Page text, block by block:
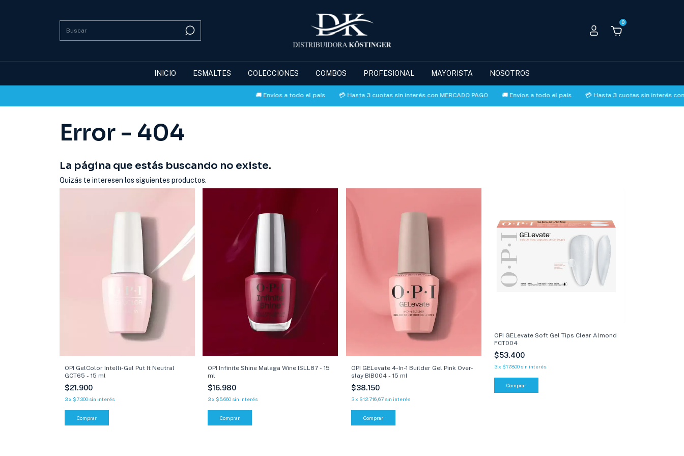
0
INICIO ESMALTES COLECCIONES COMBOS PROFESIONAL MAYORISTA NOSOTROS
🚚 Envíos a todo el país 💳 Hasta 3 cuotas sin interés con MERCADO PAGO 🚚 Envíos a todo el país 💳 Hasta 3 cuotas sin interés con
Error - 404
La página que estás buscando no existe.
Quizás te interesen los siguientes productos.
OPI GelColor Intelli-Gel Put It Neutral
GCT65 - 15 ml
$21.900
3x $7.300 sin interés
Comprar
OPI Infinite Shine Malaga Wine ISLL87 - 15
ml
$16.980
3x $5.660 sin interés
Comprar
OPI GELevate 4-In-1 Builder Gel Pink Over-
slay BIB004 - 15 ml
$38.150
3 x $12.716,67 sin interés
OPI GELevate Soft Gel Tips Clear Almond
FCT004
$53.400
3x $17.800 sin interés